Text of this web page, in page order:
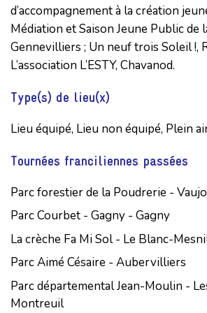
d’accompagnement à la création
Médiation et Saison Jeune Public de
Gennevilliers ; Un neuf trois Soleil !,
L’association L’ESTY, Chavanod.
Type(s) de lieu(x)
Lieu équipé, Lieu non équipé, Plein
Tournées franciliennes passées
Parc forestier de la Poudrerie -
Parc Courbet - Gagny - Gagny
La crèche Fa Mi Sol - Le Blanc-
Parc Aimé Césaire - Aubervilliers
Parc départemental Jean-Moulin -
Montreuil